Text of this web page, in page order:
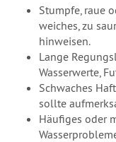
Stumpfe, raue
weiches, zu
hinweisen.
Lange
Wasserwerte,
Schwaches
sollte
Häufiges oder